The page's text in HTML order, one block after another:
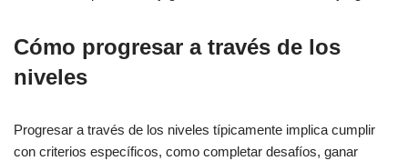
Cómo progresar a través de los
niveles
Progresar a través de los niveles típicamente implica cumplir
con criterios específicos, como completar desafíos, ganar